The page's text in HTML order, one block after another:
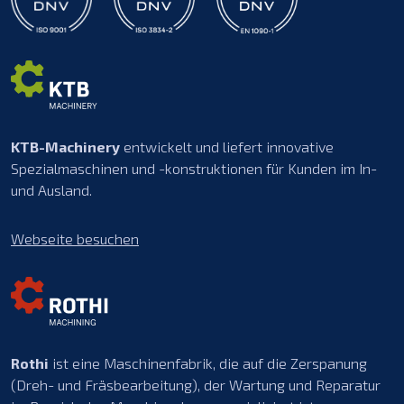
KTB-Machinery entwickelt und liefert innovative
Spezialmaschinen und -konstruktionen für Kunden im In-
und Ausland.
Webseite besuchen
Rothi ist eine Maschinenfabrik, die auf die Zerspanung
(Dreh- und Fräsbearbeitung), der Wartung und Reparatur